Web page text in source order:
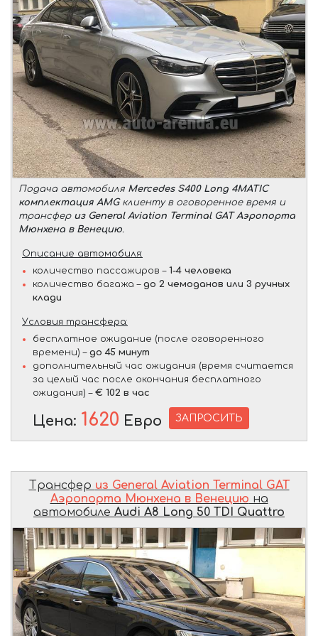
Подача автомобиля Mercedes S400 Long 4MATIC
комплектация AMGклиенту в оговоренное время и
трансфер из General Aviation Terminal GAT Аэропорта
Мюнхена в Венецию.
Описание автомобиля:
количество пассажиров – 1-4 человека
количество багажа – до 2 чемоданов или 3 ручных
клади
Условия трансфера:
бесплатное ожидание (после оговоренного
времени) – до 45 минут
дополнительный час ожидания (время считается
за целый час после окончания бесплатного
ожидания) – € 102 в час
Цена: 1620 Евро ЗАПРОСИТЬ
Трансфер из General Aviation Terminal GAT
Аэропорта Мюнхена в Венецию на
автомобиле Audi A8 Long 50 TDI Quattro